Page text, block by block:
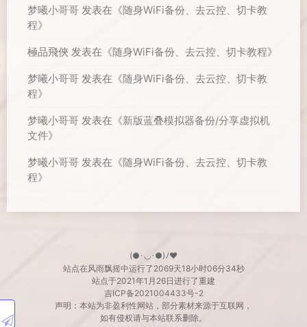
梦曦小哥哥 发表在《随身WiFi备份、去云控、切卡教
程》
極品飛俠 发表在《随身WiFi备份、去云控、切卡教程》
梦曦小哥哥 发表在《随身WiFi备份、去云控、切卡教
程》
梦曦小哥哥 发表在《新版蓝叠模拟器备份/分享虚拟机
文件》
梦曦小哥哥 发表在《随身WiFi备份、去云控、切卡教
程》
(●･◡･●)ﾉ♥
站点在风雨飘摇中运行了 2069天18小时06分35秒
站点于2021年1月26日进行了重建
吉ICP备2021004433号-2
声明：本站为非盈利性网站，部分素材来源于互联网，
如有侵权请与本站联系删除。